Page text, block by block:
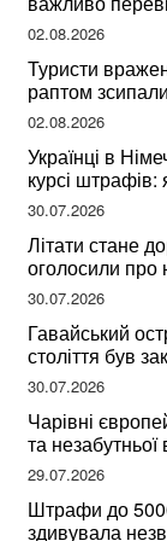
за словами
02.08.2026
Туристи
раптом
02.08.2026
Українці в
курсі штрафів:
борги
30.07.2026
Літати стане
оголосили про
вибору місць
30.07.2026
Гавайський
століття був
починає
30.07.2026
Чарівні
та незабутньої
29.07.2026
Штрафи до
здивувала